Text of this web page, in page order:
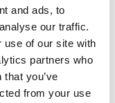
and ads, to
our traffic.
use of our site with
partners who
you’ve
from your use